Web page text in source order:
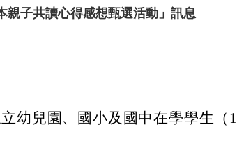
親子共讀心得感想甄選活動」訊息
幼兒園、國小及國中在學學生（1